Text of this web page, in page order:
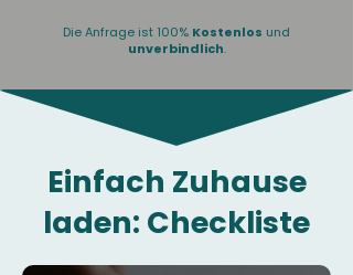
Die Anfrage ist 100% Kostenlos und
unverbindlich.
Einfach Zuhause
laden: Checkliste